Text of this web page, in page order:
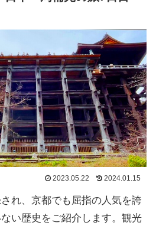
2023.05.22 2024.01.15
れ、京都でも屈指の人気を誇
い歴史をご紹介します。観光